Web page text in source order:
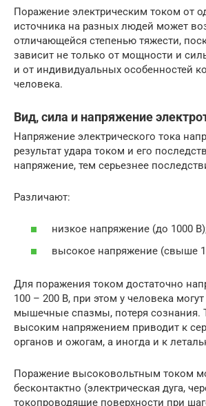
Поражение электрическим током от
источника на разных людей может
отличающейся степенью тяжести,
зависит не только от мощности и
и от индивидуальных особенностей
человека.
Вид, сила и напряжение
Напряжение электрического тока
результат удара током и его
напряжение, тем серьезнее
Различают:
низкое напряжение (до 1000
высокое напряжение (свыше
Для поражения током достаточно
100 – 200 В, при этом у человека
мышечные спазмы, потеря сознания.
высоким напряжением приводит к
органов и ожогам, а иногда и к
Поражение высоковольтным током
бесконтактно (электрическая дуга,
токопроводящие поверхности при